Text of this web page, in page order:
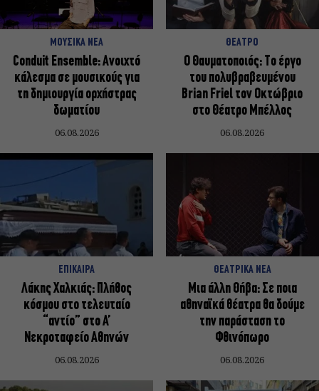
ΜΟΥΣΙΚΑ ΝΕΑ
Conduit Ensemble: Ανοιχτό
κάλεσμα σε μουσικούς για
τη δημιουργία ορχήστρας
δωματίου
06.08.2026
ΘΕΑΤΡΟ
Ο Θαυματοποιός: Το έργο
του πολυβραβευμένου
Brian Friel τον Οκτώβριο
στο Θέατρο Μπέλλος
06.08.2026
ΕΠΙΚΑΙΡΑ
Λάκης Χαλκιάς: Πλήθος
κόσμου στο τελευταίο
“αντίο” στο Α’
Νεκροταφείο Αθηνών
06.08.2026
ΘΕΑΤΡΙΚΑ ΝΕΑ
Μια άλλη Θήβα: Σε ποια
αθηναϊκά θέατρα θα δούμε
την παράσταση το
Φθινόπωρο
06.08.2026